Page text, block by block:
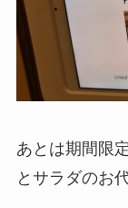
あとは期間限
とサラダのお